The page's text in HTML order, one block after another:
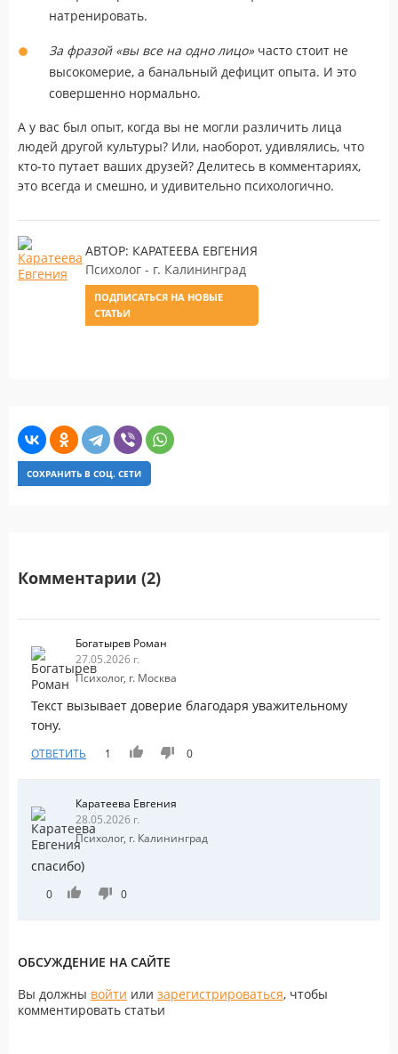
натренировать.
За фразой «вы все на одно лицо»часто стоит не
высокомерие, а банальный дефицит опыта. И это
совершенно нормально.
А у вас был опыт, когда вы не могли различить лица
людей другой культуры? Или, наоборот, удивлялись, что
кто-то путает ваших друзей? Делитесь в комментариях,
это всегда и смешно, и удивительно психологично.
АВТОР: КАРАТЕЕВА ЕВГЕНИЯ
Психолог - г. Калининград
ПОДПИСАТЬСЯ НА НОВЫЕ
СТАТЬИ
СОХРАНИТЬ В СОЦ. СЕТИ
Комментарии (2)
Богатырев Роман
27.05.2026 г.
Психолог, г. Москва
Текст вызывает доверие благодаря уважительному
тону.
ОТВЕТИТЬ 1 0
Каратеева Евгения
28.05.2026 г.
Психолог, г. Калининград
спасибо)
0 0
ОБСУЖДЕНИЕ НА САЙТЕ
Вы должны войти или зарегистрироваться, чтобы
комментировать статьи